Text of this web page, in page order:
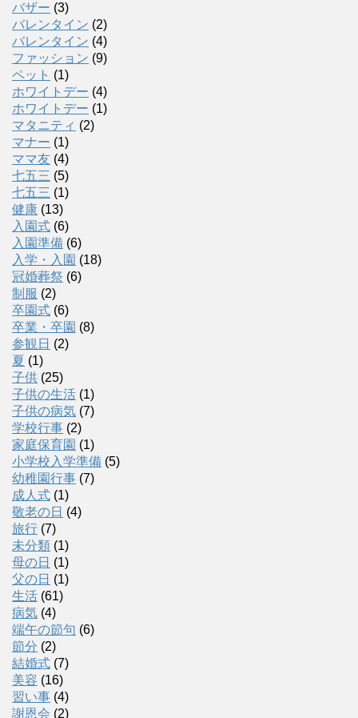
バザー (3)
バレンタイン (2)
バレンタイン (4)
ファッション (9)
ペット (1)
ホワイトデー (4)
ホワイトデー (1)
マタニティ (2)
マナー (1)
ママ友 (4)
七五三 (5)
七五三 (1)
健康 (13)
入園式 (6)
入園準備 (6)
入学・入園 (18)
冠婚葬祭 (6)
制服 (2)
卒園式 (6)
卒業・卒園 (8)
参観日 (2)
夏 (1)
子供 (25)
子供の生活 (1)
子供の病気 (7)
学校行事 (2)
家庭保育園 (1)
小学校入学準備 (5)
幼稚園行事 (7)
成人式 (1)
敬老の日 (4)
旅行 (7)
未分類 (1)
母の日 (1)
父の日 (1)
生活 (61)
病気 (4)
端午の節句 (6)
節分 (2)
結婚式 (7)
美容 (16)
習い事 (4)
謝恩会 (2)